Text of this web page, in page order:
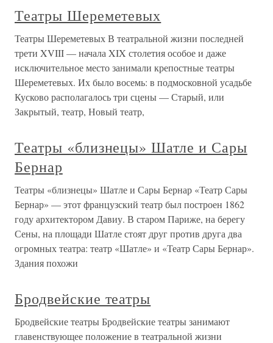
Театры Шереметевых
Театры Шереметевых В театральной жизни последней
трети XVIII — начала XIX столетия особое и даже
исключительное место занимали крепостные театры
Шереметевых. Их было восемь: в подмосковной усадьбе
Кусково располагалось три сцены — Старый, или
Закрытый, театр, Новый театр,
Театры «близнецы» Шатле и Сары
Бернар
Театры «близнецы» Шатле и Сары Бернар «Театр Сары
Бернар» — этот французский театр был построен 1862
году архитектором Давиу. В старом Париже, на берегу
Сены, на площади Шатле стоят друг против друга два
огромных театра: театр «Шатле» и «Театр Сары Бернар».
Здания похожи
Бродвейские театры
Бродвейские театры Бродвейские театры занимают
главенствующее положение в театральной жизни